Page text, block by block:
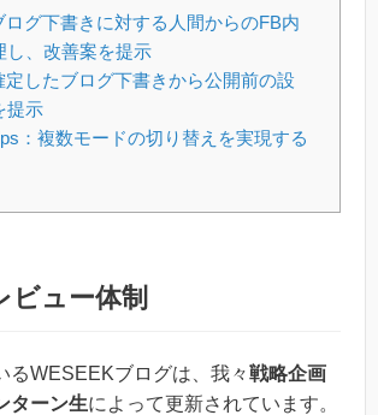
ログ下書きに対する人間からのFB内
し、改善案を提示
定したブログ下書きから公開前の設
提示
：複数モードの切り替えを実現する
ビュー体制
るWESEEKブログは、我々戦略企画
ターン生によって更新されています。